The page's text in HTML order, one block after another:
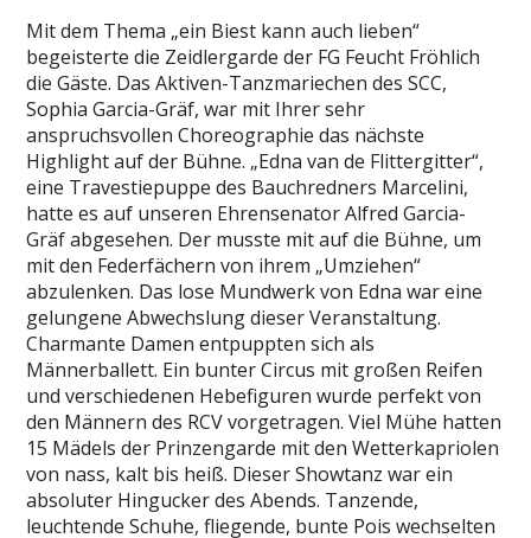
Mit dem Thema „ein Biest kann auch lieben“
begeisterte die Zeidlergarde der FG Feucht Fröhlich
die Gäste. Das Aktiven-Tanzmariechen des SCC,
Sophia Garcia-Gräf, war mit Ihrer sehr
anspruchsvollen Choreographie das nächste
Highlight auf der Bühne. „Edna van de Flittergitter“,
eine Travestiepuppe des Bauchredners Marcelini,
hatte es auf unseren Ehrensenator Alfred Garcia-
Gräf abgesehen. Der musste mit auf die Bühne, um
mit den Federfächern von ihrem „Umziehen“
abzulenken. Das lose Mundwerk von Edna war eine
gelungene Abwechslung dieser Veranstaltung.
Charmante Damen entpuppten sich als
Männerballett. Ein bunter Circus mit großen Reifen
und verschiedenen Hebefiguren wurde perfekt von
den Männern des RCV vorgetragen. Viel Mühe hatten
15 Mädels der Prinzengarde mit den Wetterkapriolen
von nass, kalt bis heiß. Dieser Showtanz war ein
absoluter Hingucker des Abends. Tanzende,
leuchtende Schuhe, fliegende, bunte Pois wechselten